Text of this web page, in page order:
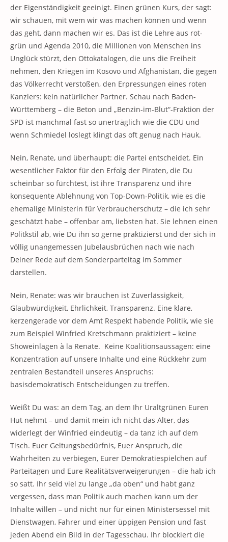
der Eigenständigkeit geeinigt. Einen grünen Kurs, der sagt:
wir schauen, mit wem wir was machen können und wenn
das geht, dann machen wir es. Das ist die Lehre aus rot-
grün und Agenda 2010, die Millionen von Menschen ins
Unglück stürzt, den Ottokatalogen, die uns die Freiheit
nehmen, den Kriegen im Kosovo und Afghanistan, die gegen
das Völkerrecht verstoßen, den Erpressungen eines roten
Kanzlers: kein natürlicher Partner. Schau nach Baden-
Württemberg – die Beton und „Benzin-im-Blut“-Fraktion der
SPD ist manchmal fast so unerträglich wie die CDU und
wenn Schmiedel loslegt klingt das oft genug nach Hauk.
Nein, Renate, und überhaupt: die Partei entscheidet. Ein
wesentlicher Faktor für den Erfolg der Piraten, die Du
scheinbar so fürchtest, ist ihre Transparenz und ihre
konsequente Ablehnung von Top-Down-Politik, wie es die
ehemalige Ministerin für Verbraucherschutz – die ich sehr
geschätzt habe – offenbar am, liebsten hat. Sie lehnen einen
Politkstil ab, wie Du ihn so gerne praktizierst und der sich in
völlig unangemessen Jubelausbrüchen nach wie nach
Deiner Rede auf dem Sonderparteitag im Sommer
darstellen.
Nein, Renate: was wir brauchen ist Zuverlässigkeit,
Glaubwürdigkeit, Ehrlichkeit, Transparenz. Eine klare,
kerzengerade vor dem Amt Respekt habende Politik, wie sie
zum Beispiel Winfried Kretschmann praktiziert – keine
Showeinlagen à la Renate. Keine Koalitionsaussagen: eine
Konzentration auf unsere Inhalte und eine Rückkehr zum
zentralen Bestandteil unseres Anspruchs:
basisdemokratisch Entscheidungen zu treffen.
Weißt Du was: an dem Tag, an dem Ihr Uraltgrünen Euren
Hut nehmt – und damit mein ich nicht das Alter, das
widerlegt der Winfried eindeutig – da tanz ich auf dem
Tisch. Euer Geltungsbedürfnis, Euer Anspruch, die
Wahrheiten zu verbiegen, Eurer Demokratiespielchen auf
Parteitagen und Eure Realitätsverweigerungen – die hab ich
so satt. Ihr seid viel zu lange „da oben“ und habt ganz
vergessen, dass man Politik auch machen kann um der
Inhalte willen – und nicht nur für einen Ministersessel mit
Dienstwagen, Fahrer und einer üppigen Pension und fast
jeden Abend ein Bild in der Tagesschau. Ihr blockiert die